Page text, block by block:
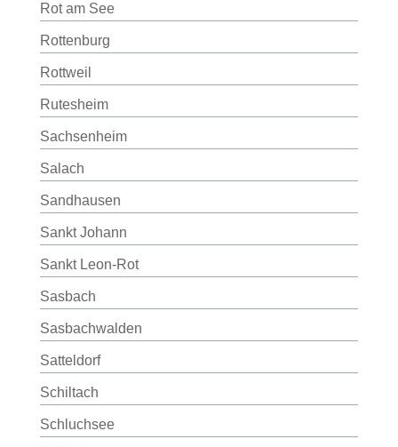
Rot am See
Rottenburg
Rottweil
Rutesheim
Sachsenheim
Salach
Sandhausen
Sankt Johann
Sankt Leon-Rot
Sasbach
Sasbachwalden
Satteldorf
Schiltach
Schluchsee